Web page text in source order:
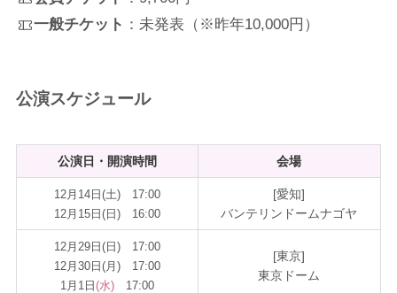
一般チケット ：未発表（※昨年10,000円）
公演スケジュール
公演日・開演時間 会場
12月14日(土) 17:00
12月15日(日) 16:00
[愛知]
バンテリンドームナゴヤ
12月29日(日) 17:00
12月30日(月) 17:00
1月1日(水) 17:00
[東京]
東京ドーム